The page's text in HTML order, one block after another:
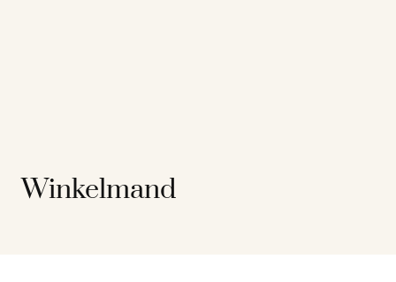
Winkelmand